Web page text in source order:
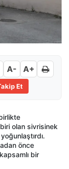
A- A+
Et
biri olan sivrisinek
önce
bir